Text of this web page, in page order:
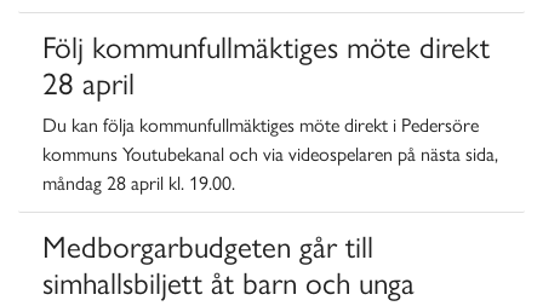
Följ kommunfullmäktiges möte direkt
28 april
Du kan följa kommunfullmäktiges möte direkt i Pedersöre
kommuns Youtubekanal och via videospelaren på nästa sida,
måndag 28 april kl. 19.00.
Medborgarbudgeten går till
simhallsbiljett åt barn och unga